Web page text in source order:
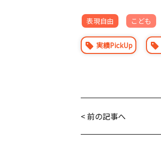
表現自由 こども
実績PickUp
< 前の記事へ